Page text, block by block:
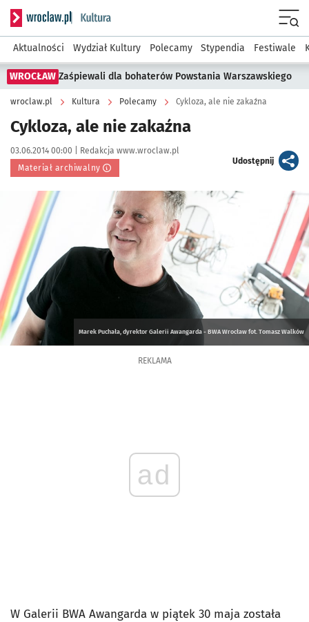
Serwis informacyjny wroclaw.pl podserwis: Kultura
Aktualności Wydział Kultury Polecamy Stypendia Festiwale
WROCŁAW Zaśpiewali dla bohaterów Powstania Warszawskiego
wroclaw.pl Kultura Polecamy Cykloza, ale nie zakaźna
Cykloza, ale nie zakaźna
Data publikacji:
03.06.2014 00:00 | Autor:
Redakcja www.wroclaw.pl
Materiał archiwalny
Udostępnijartykuł
Kliknij, aby powiększyć
Marek Puchała, dyrektor Galerii Awangarda - BWA Wrocław fot. Tomasz Walków
REKLAMA
ad
W Galerii BWA Awangarda w piątek 30 maja została